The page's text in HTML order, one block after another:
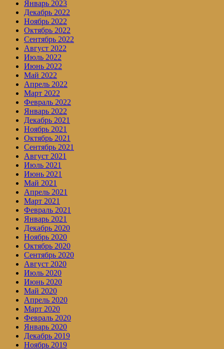
Январь 2023
Декабрь 2022
Ноябрь 2022
Октябрь 2022
Сентябрь 2022
Август 2022
Июль 2022
Июнь 2022
Май 2022
Апрель 2022
Март 2022
Февраль 2022
Январь 2022
Декабрь 2021
Ноябрь 2021
Октябрь 2021
Сентябрь 2021
Август 2021
Июль 2021
Июнь 2021
Май 2021
Апрель 2021
Март 2021
Февраль 2021
Январь 2021
Декабрь 2020
Ноябрь 2020
Октябрь 2020
Сентябрь 2020
Август 2020
Июль 2020
Июнь 2020
Май 2020
Апрель 2020
Март 2020
Февраль 2020
Январь 2020
Декабрь 2019
Ноябрь 2019